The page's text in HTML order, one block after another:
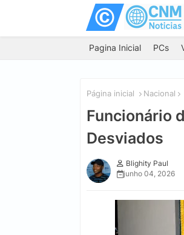
Pagina Inicial PCs
Página inicial Nacional
Funcionário
Desviados
Blighity Paul
junho 04, 2026